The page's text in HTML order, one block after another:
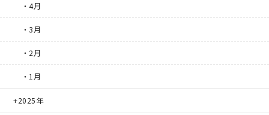
・4月
・3月
・2月
・1月
2025年